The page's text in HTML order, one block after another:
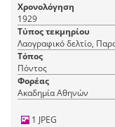
Χρονολόγηση
1929
Τύπος τεκμηρίου
Λαογραφικό δελτίο,
Τόπος
Πόντος
Φορέας
Ακαδημία Αθηνών
1 JPEG